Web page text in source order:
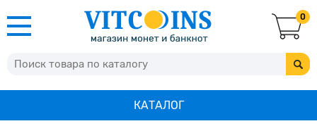
0
КАТАЛОГ